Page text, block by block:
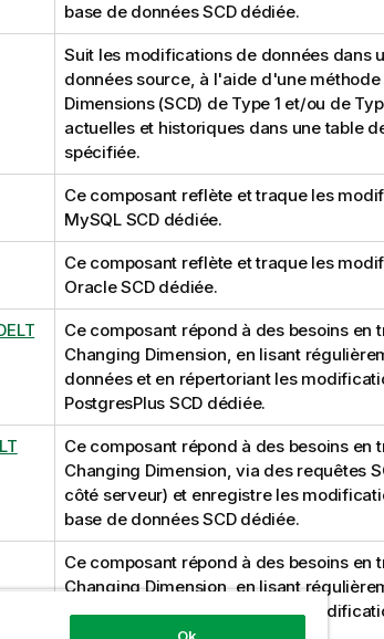
base de données SCD dédiée.
Suit les modifications de données dans
données source, à l'aide d'une
Dimensions (SCD) de Type 1 et/ou de
actuelles et historiques dans une table
spécifiée.
Ce composant reflète et traque les
MySQL SCD dédiée.
Ce composant reflète et traque les
Oracle SCD dédiée.
Ce composant répond à des besoins en
Changing Dimension, en lisant
données et en répertoriant les
PostgresPlus SCD dédiée.
Ce composant répond à des besoins en
Changing Dimension, via des requêtes
côté serveur) et enregistre les
base de données SCD dédiée.
Ce composant répond à des besoins en
Changing Dimension, en lisant
données et en répertoriant les